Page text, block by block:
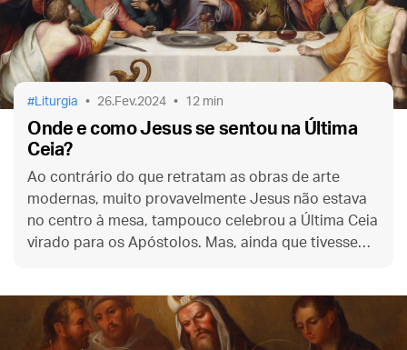
Liturgia 26.Fev.2024 12 min
Onde e como Jesus se sentou na Última
Ceia?
Ao contrário do que retratam as obras de arte
modernas, muito provavelmente Jesus não estava
no centro à mesa, tampouco celebrou a Última Ceia
virado para os Apóstolos. Mas, ainda que tivesse